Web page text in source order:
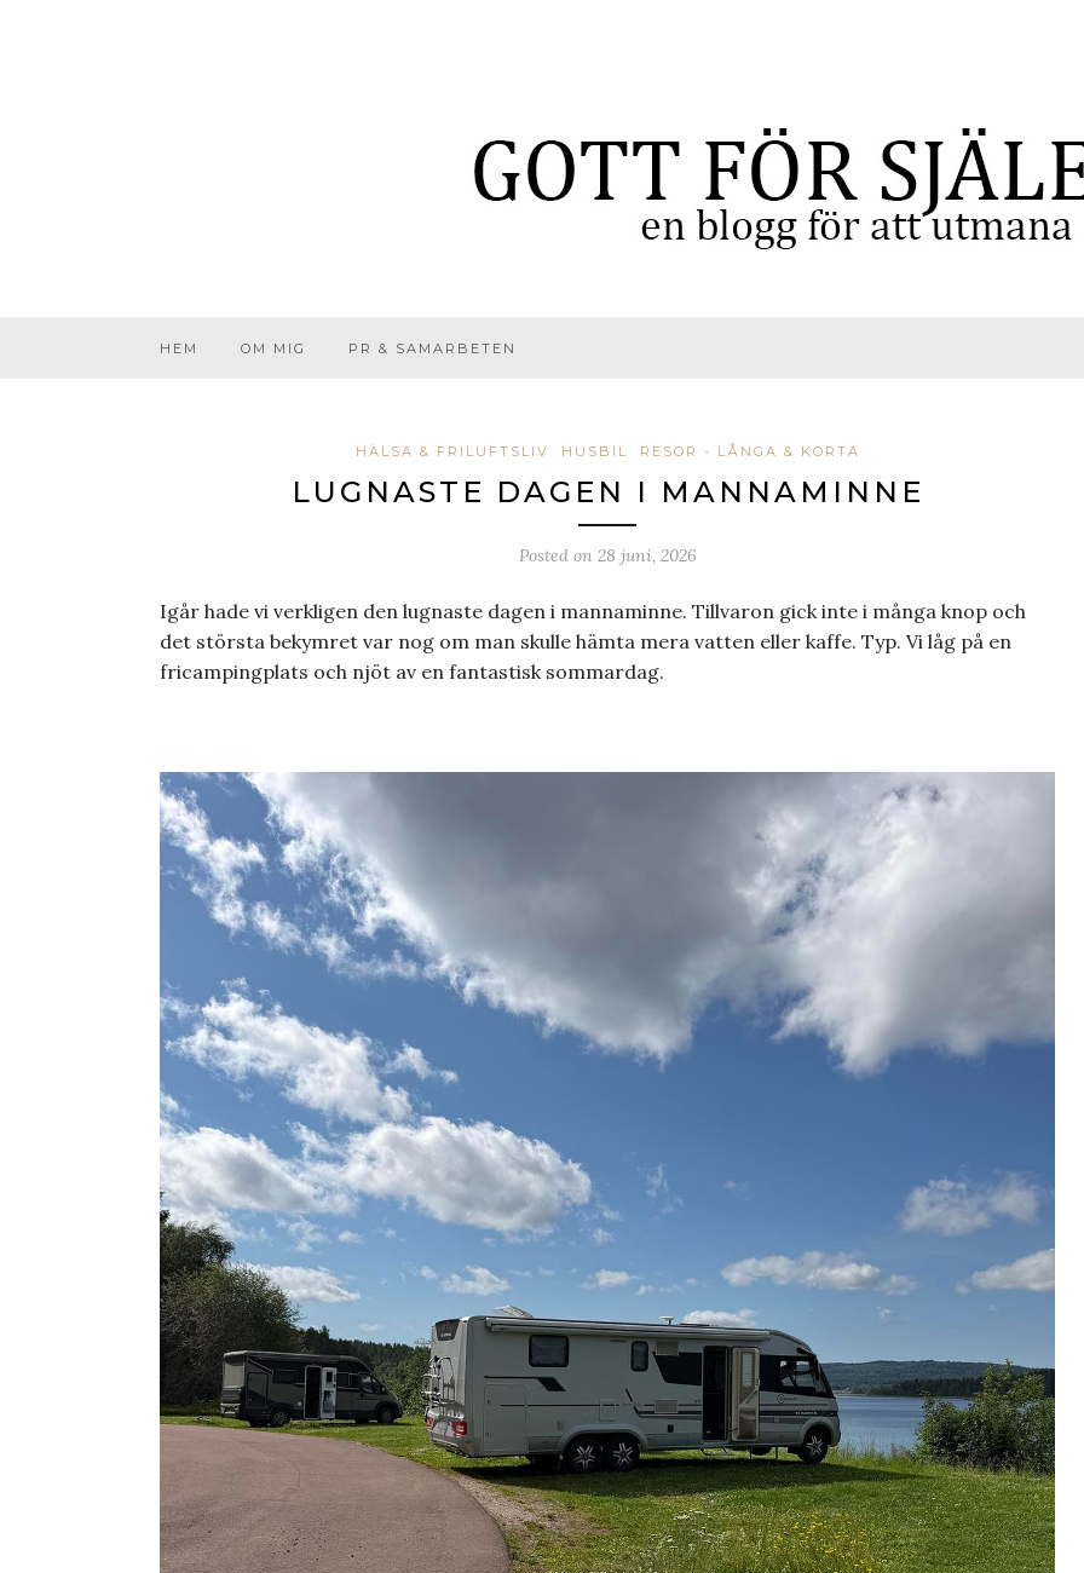
HEM OM MIG PR & SAMARBETEN
HÄLSA & FRILUFTSLIV HUSBIL RESOR - LÅNGA & KORTA
LUGNASTE DAGEN I MANNAMINNE
Posted on 28 juni, 2026
Igår hade vi verkligen den lugnaste dagen i mannaminne. Tillvaron gick inte i många knop och
det största bekymret var nog om man skulle hämta mera vatten eller kaffe. Typ. Vi låg på en
fricampingplats och njöt av en fantastisk sommardag.